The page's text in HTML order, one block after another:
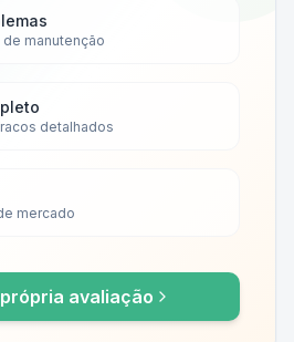
manutenção
detalhados
mercado
avaliação